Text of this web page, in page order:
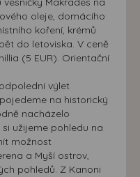
oleje, domácího
koření, krémů
do letoviska. V ceně
(5 EUR). Orientační
výlet
na historický
nacházelo
užijeme pohledu na
možnost
a Myší ostrov,
pohledů. Z Kanoni